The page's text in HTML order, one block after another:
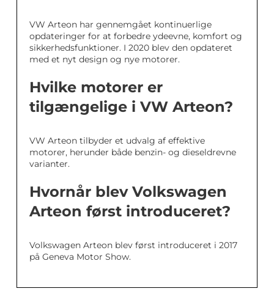
VW Arteon har gennemgået kontinuerlige
opdateringer for at forbedre ydeevne, komfort og
sikkerhedsfunktioner. I 2020 blev den opdateret
med et nyt design og nye motorer.
Hvilke motorer er
tilgængelige i VW Arteon?
VW Arteon tilbyder et udvalg af effektive
motorer, herunder både benzin- og dieseldrevne
varianter.
Hvornår blev Volkswagen
Arteon først introduceret?
Volkswagen Arteon blev først introduceret i 2017
på Geneva Motor Show.